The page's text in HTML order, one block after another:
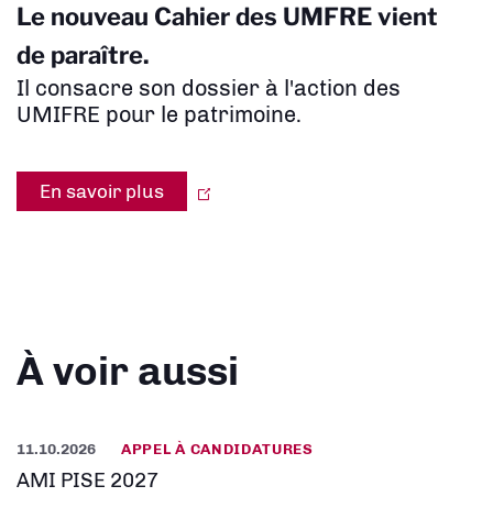
Le nouveau Cahier des UMFRE vient
de paraître.
Il consacre son dossier à l'action des
UMIFRE pour le patrimoine.
En savoir plus
À voir aussi
11.10.2026 APPEL À CANDIDATURES
AMI PISE 2027